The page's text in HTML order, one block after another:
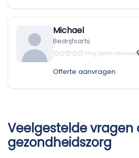
Michael
Bedrijfsarts
Nog geen reviews
Offerte aanvragen
Veelgestelde vragen
gezondheidszorg